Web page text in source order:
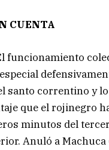
CUENTA
funcionamiento
santo correntino y
que el rojinegro
minutos del
Anuló a Machuca